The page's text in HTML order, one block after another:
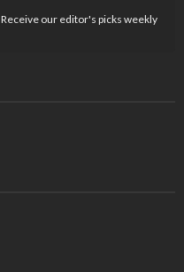
Receive our editor's picks weekly